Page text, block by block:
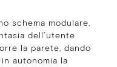
schema modulare,
dell’utente
la parete, dando
autonomia la